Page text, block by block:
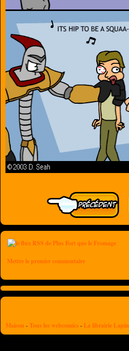
Mettre le premier commentaire
Maison -Tous les webcomics - La librairie Lapin